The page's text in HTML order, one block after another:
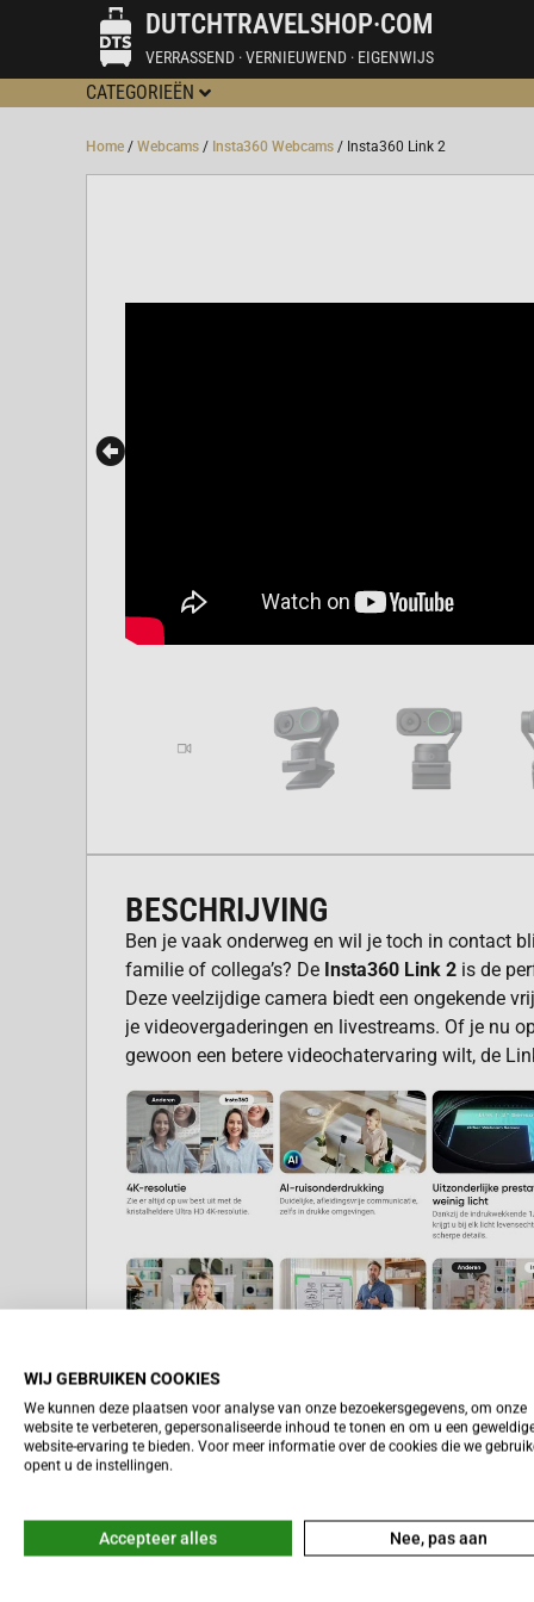
DUTCHTRAVELSHOP·COM
VERRASSEND · VERNIEUWEND · EIGENWIJS
CATEGORIEËN
Home / Webcams / Insta360 Webcams / Insta360 Link 2
BESCHRIJVING
Ben je vaak onderweg en wil je toch in contact
familie of collega’s? De Insta360 Link 2 is de
Deze veelzijdige camera biedt een ongekende
je videovergaderingen en livestreams. Of je nu
gewoon een betere videochatervaring wilt, de
WAAROM DE INSTA360 LINK 2
AI-gestuurde tracking:
Blijf altijd scherp
Lees meer
WIJ GEBRUIKEN COOKIES
We kunnen deze plaatsen voor analyse van onze bezoekersgegevens, om onze
website te verbeteren, gepersonaliseerde inhoud te tonen en om u een
website-ervaring te bieden. Voor meer informatie over de cookies die we
opent u de instellingen.
Accepteer alles Nee, pas aan